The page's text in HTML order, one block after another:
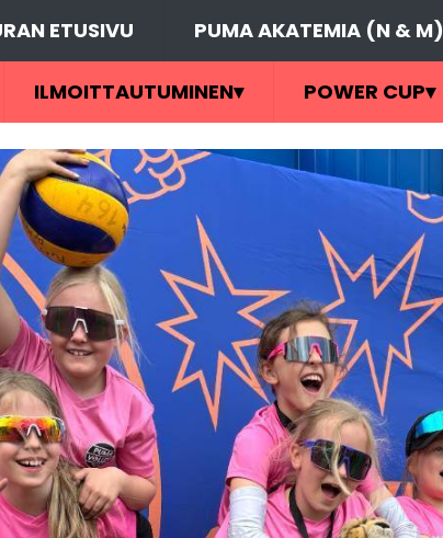
ETUSIVU PUMA AKATEMIA (N & M)
ILMOITTAUTUMINEN▾ POWER CUP▾